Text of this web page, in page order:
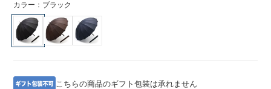
カラー：ブラック
こちらの商品のギフト包装は承れません